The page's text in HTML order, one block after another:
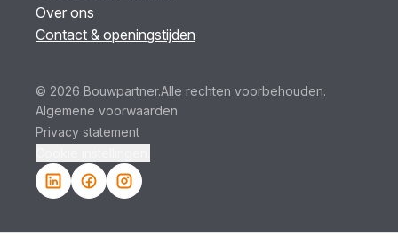
Over ons
Contact & openingstijden
© 2026 Bouwpartner.Alle rechten voorbehouden.
Algemene voorwaarden
Privacy statement